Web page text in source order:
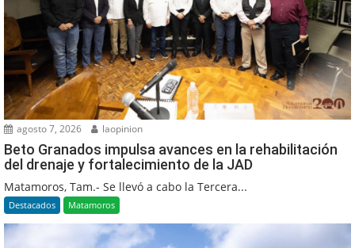
agosto 7, 2026 laopinion
Beto Granados impulsa avances en la rehabilitación
del drenaje y fortalecimiento de la JAD
Matamoros, Tam.- Se llevó a cabo la Tercera...
Destacados Matamoros